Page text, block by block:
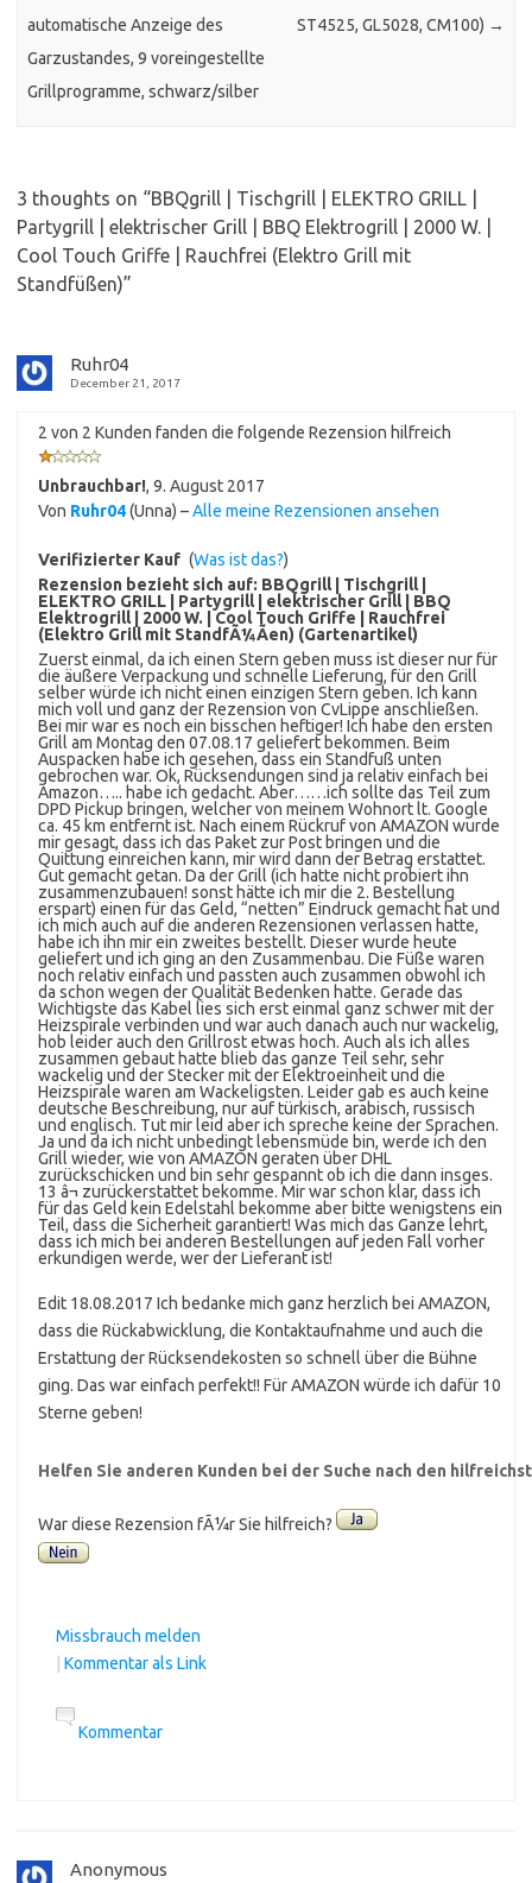
automatische Anzeige des
Garzustandes, 9 voreingestellte
Grillprogramme, schwarz/silber
ST4525, GL5028, CM100) →
3 thoughts on “BBQgrill | Tischgrill | ELEKTRO GRILL |
Partygrill | elektrischer Grill | BBQ Elektrogrill | 2000 W. |
Cool Touch Griffe | Rauchfrei (Elektro Grill mit
Standfüßen)”
Ruhr04
December 21, 2017
2 von 2 Kunden fanden die folgende Rezension hilfreich
Unbrauchbar!, 9. August 2017
Von Ruhr04(Unna) –Alle meine Rezensionen ansehen
Verifizierter Kauf (Was ist das?)
Rezension bezieht sich auf: BBQgrill | Tischgrill |
ELEKTRO GRILL | Partygrill | elektrischer Grill | BBQ
Elektrogrill | 2000 W. | Cool Touch Griffe | Rauchfrei
(Elektro Grill mit StandfÃ¼Ãen) (Gartenartikel)
Zuerst einmal, da ich einen Stern geben muss ist dieser nur für
die äußere Verpackung und schnelle Lieferung, für den Grill
selber würde ich nicht einen einzigen Stern geben. Ich kann
mich voll und ganz der Rezension von CvLippe anschließen.
Bei mir war es noch ein bisschen heftiger! Ich habe den ersten
Grill am Montag den 07.08.17 geliefert bekommen. Beim
Auspacken habe ich gesehen, dass ein Standfuß unten
gebrochen war. Ok, Rücksendungen sind ja relativ einfach bei
Amazon….. habe ich gedacht. Aber……ich sollte das Teil zum
DPD Pickup bringen, welcher von meinem Wohnort lt. Google
ca. 45 km entfernt ist. Nach einem Rückruf von AMAZON wurde
mir gesagt, dass ich das Paket zur Post bringen und die
Quittung einreichen kann, mir wird dann der Betrag erstattet.
Gut gemacht getan. Da der Grill (ich hatte nicht probiert ihn
zusammenzubauen! sonst hätte ich mir die 2. Bestellung
erspart) einen für das Geld, “netten” Eindruck gemacht hat und
ich mich auch auf die anderen Rezensionen verlassen hatte,
habe ich ihn mir ein zweites bestellt. Dieser wurde heute
geliefert und ich ging an den Zusammenbau. Die Füße waren
noch relativ einfach und passten auch zusammen obwohl ich
da schon wegen der Qualität Bedenken hatte. Gerade das
Wichtigste das Kabel lies sich erst einmal ganz schwer mit der
Heizspirale verbinden und war auch danach auch nur wackelig,
hob leider auch den Grillrost etwas hoch. Auch als ich alles
zusammen gebaut hatte blieb das ganze Teil sehr, sehr
wackelig und der Stecker mit der Elektroeinheit und die
Heizspirale waren am Wackeligsten. Leider gab es auch keine
deutsche Beschreibung, nur auf türkisch, arabisch, russisch
und englisch. Tut mir leid aber ich spreche keine der Sprachen.
Ja und da ich nicht unbedingt lebensmüde bin, werde ich den
Grill wieder, wie von AMAZON geraten über DHL
zurückschicken und bin sehr gespannt ob ich die dann insges.
13 â¬ zurückerstattet bekomme. Mir war schon klar, dass ich
für das Geld kein Edelstahl bekomme aber bitte wenigstens ein
Teil, dass die Sicherheit garantiert! Was mich das Ganze lehrt,
dass ich mich bei anderen Bestellungen auf jeden Fall vorher
erkundigen werde, wer der Lieferant ist!
Edit 18.08.2017 Ich bedanke mich ganz herzlich bei AMAZON,
dass die Rückabwicklung, die Kontaktaufnahme und auch die
Erstattung der Rücksendekosten so schnell über die Bühne
ging. Das war einfach perfekt!! Für AMAZON würde ich dafür 10
Sterne geben!
Helfen Sie anderen Kunden bei der Suche nach den
War diese Rezension fÃ¼r Sie hilfreich?
Missbrauch melden
Kommentar als Link
Kommentar
Anonymous